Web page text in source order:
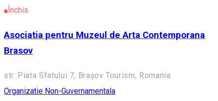
Închis
Asociatia pentru Muzeul de Arta Contemporana
Brasov
str. Piata Sfatului 7, Brașov Tourism, Romania
Organizatie Non-Guvernamentala